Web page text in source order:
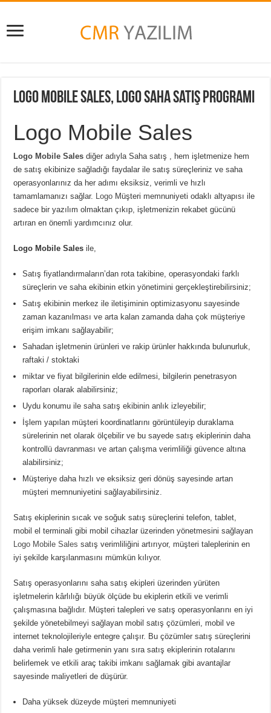
Logo Mobile Sales, Logo Saha Satış Programı
Logo Mobile Sales
Logo Mobile Sales diğer adıyla Saha satış , hem işletmenize hem
de satış ekibinize sağladığı faydalar ile satış süreçleriniz ve saha
operasyonlarınız da her adımı eksiksiz, verimli ve hızlı
tamamlamanızı sağlar. Logo Müşteri memnuniyeti odaklı altyapısı ile
sadece bir yazılım olmaktan çıkıp, işletmenizin rekabet gücünü
artıran en önemli yardımcınız olur.
Logo Mobile Sales ile,
Satış fiyatlandırmaların’dan rota takibine, operasyondaki farklı
süreçlerin ve saha ekibinin etkin yönetimini gerçekleştirebilirsiniz;
Satış ekibinin merkez ile iletişiminin optimizasyonu sayesinde
zaman kazanılması ve arta kalan zamanda daha çok müşteriye
erişim imkanı sağlayabilir;
Sahadan işletmenin ürünleri ve rakip ürünler hakkında bulunurluk,
raftaki / stoktaki
miktar ve fiyat bilgilerinin elde edilmesi, bilgilerin penetrasyon
raporları olarak alabilirsiniz;
Uydu konumu ile saha satış ekibinin anlık izleyebilir;
İşlem yapılan müşteri koordinatlarını görüntüleyip duraklama
sürelerinin net olarak ölçebilir ve bu sayede satış ekiplerinin daha
kontrollü davranması ve artan çalışma verimliliği güvence altına
alabilirsiniz;
Müşteriye daha hızlı ve eksiksiz geri dönüş sayesinde artan
müşteri memnuniyetini sağlayabilirsiniz.
Satış ekiplerinin sıcak ve soğuk satış süreçlerini telefon, tablet,
mobil el terminali gibi mobil cihazlar üzerinden yönetmesini sağlayan
Logo Mobile Sales satış verimliliğini artırıyor, müşteri taleplerinin en
iyi şekilde karşılanmasını mümkün kılıyor.
Satış operasyonlarını saha satış ekipleri üzerinden yürüten
işletmelerin kârlılığı büyük ölçüde bu ekiplerin etkili ve verimli
çalışmasına bağlıdır. Müşteri talepleri ve satış operasyonlarını en iyi
şekilde yönetebilmeyi sağlayan mobil satış çözümleri, mobil ve
internet teknolojileriyle entegre çalışır. Bu çözümler satış süreçlerini
daha verimli hale getirmenin yanı sıra satış ekiplerinin rotalarını
belirlemek ve etkili araç takibi imkanı sağlamak gibi avantajlar
sayesinde maliyetleri de düşürür.
Daha yüksek düzeyde müşteri memnuniyeti